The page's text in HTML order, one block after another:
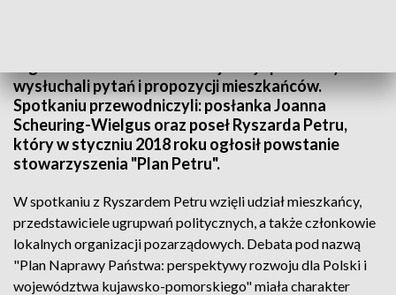
wysłuchali pytań i propozycji mieszkańców.
Spotkaniu przewodniczyli: posłanka Joanna
Scheuring-Wielgus oraz poseł Ryszarda Petru,
który w styczniu 2018 roku ogłosił powstanie
stowarzyszenia "Plan Petru".
W spotkaniu z Ryszardem Petru wzięli udział mieszkańcy,
przedstawiciele ugrupwań politycznych, a także członkowie
lokalnych organizacji pozarządowych. Debata pod nazwą
"Plan Naprawy Państwa: perspektywy rozwoju dla Polski i
województwa kujawsko-pomorskiego" miała charakter